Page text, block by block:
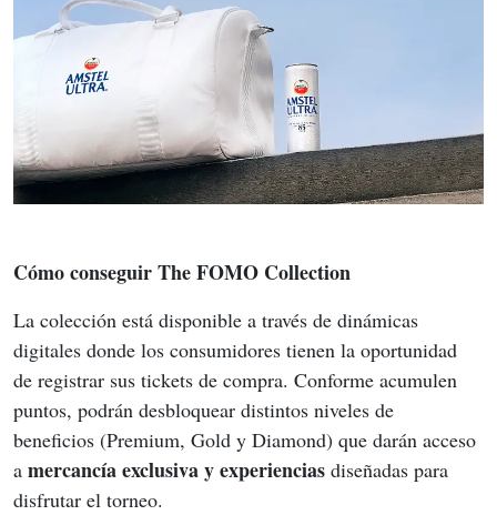
Cómo conseguir The FOMO Collection
La colección está disponible a través de dinámicas
digitales donde los consumidores tienen la oportunidad
de registrar sus tickets de compra. Conforme acumulen
puntos, podrán desbloquear distintos niveles de
beneficios (Premium, Gold y Diamond) que darán acceso
a mercancía exclusiva y experiencias diseñadas para
disfrutar el torneo.